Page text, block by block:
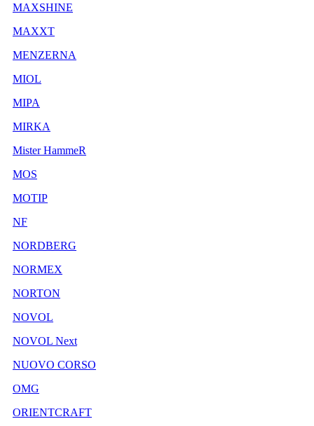
MAXSHINE
MAXXT
MENZERNA
MIOL
MIPA
MIRKA
Mister HammeR
MOS
MOTIP
NF
NORDBERG
NORMEX
NORTON
NOVOL
NOVOL Next
NUOVO CORSO
OMG
ORIENTCRAFT